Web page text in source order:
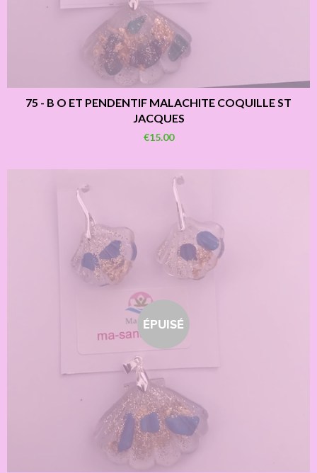
75 - B O ET PENDENTIF MALACHITE COQUILLE ST
JACQUES
€15.00
ÉPUISÉ